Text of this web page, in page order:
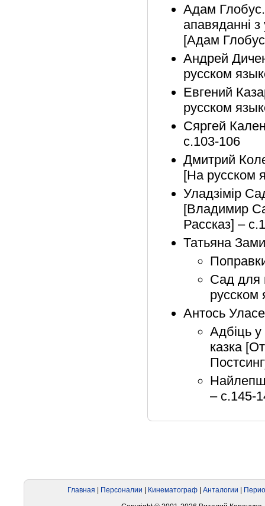
Адам Глобус.
апавяданні
[Адам
Андрей
русском
Евгений
русском
Сяргей
с.103-106
Дмитрий
[На русском
Уладзімір
[Владимир
Рассказ] –
Татьяна
Сад для
русском
Антось
Адбіць у
казка
– с.145-